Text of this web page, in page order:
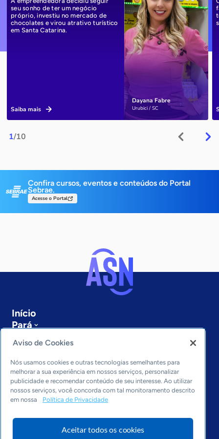
1/10
Dayana Fabre
Urubici / SC
seu sonho de ter um negócio
próprio, investiu no mercado de
chocolates e virou atrativo turístico
em Santa Catarina.
Saiba mais
Confira cursos, eventos e conteúdos do Portal
Sebrae.
Acesse o Portal
Início
Pará
Sobre a ASN
Últimas notícias
Entre em contato
Editorias
Economia & Política
Inovação & Tecnologia
Cultura empreendedora
Aviso de Cookies
Nós usamos cookies e outras tecnologias semelhantes para
melhorar a sua experiência em nossos serviços, personalizar
publicidade e recomendar conteúdo de seu interesse. Ao utilizar
nossos serviços, você concorda com tal monitoramento descrito
em nossa
Política de Privacidade
Aceitar todos os cookies